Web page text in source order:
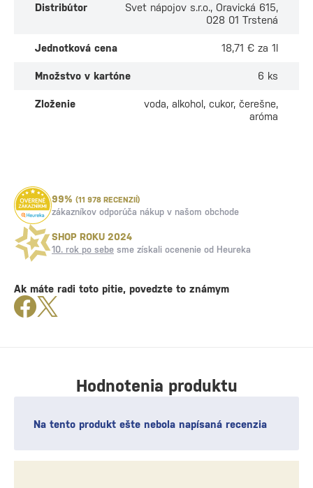
Distribútor
Svet nápojov s.r.o., Oravická 615,
028 01 Trstená
Jednotková cena 18,71 € za 1l
Množstvo v kartóne 6 ks
Zloženie
voda, alkohol, cukor, čerešne,
aróma
Hodnotenia produktu
Na tento produkt ešte nebola napísaná recenzia
99% (11 978 RECENZIÍ)
zákazníkov odporúča nákup v našom obchode
SHOP ROKU 2024
10. rok po sebe sme získali ocenenie od Heureka
Ak máte radi toto pitie, povedzte to známym